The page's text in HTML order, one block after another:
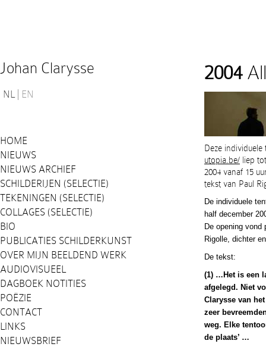
Johan Clarysse
NL EN
HOME
NIEUWS
NIEUWS ARCHIEF
SCHILDERIJEN (SELECTIE)
TEKENINGEN (SELECTIE)
COLLAGES (SELECTIE)
BIO
PUBLICATIES SCHILDERKUNST
OVER MIJN BEELDEND WERK
AUDIOVISUEEL
DAGBOEK NOTITIES
POËZIE
CONTACT
LINKS
NIEUWSBRIEF
2004
Deze
utopia.be/ liep
2004 vanaf 15
tekst van Paul
De individuele
half december
De opening
Rigolle, dichter
De tekst:
(1) …Het is een
afgelegd. Niet
Clarysse van
zeer
weg. Elke
de plaats’ …